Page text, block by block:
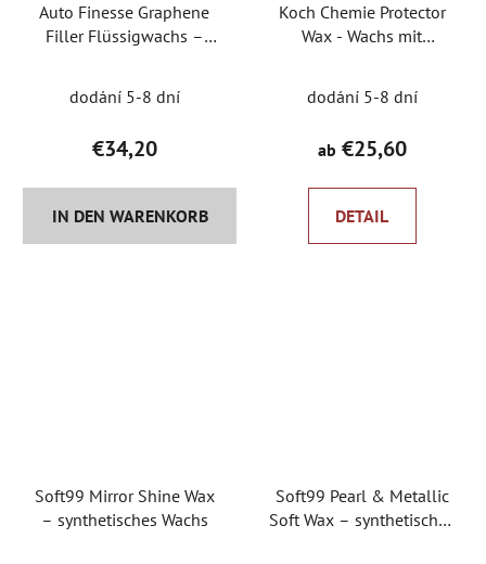
Auto Finesse Graphene
Filler Flüssigwachs –
dodání 5-8 dní
€34,20
IN DEN WARENKORB
Koch Chemie Protector
Wax - Wachs mit
dodání 5-8 dní
ab €25,60
DETAIL
Soft99 Mirror Shine Wax
– synthetisches Wachs
Soft99 Pearl & Metallic
Soft Wax – synthetisches